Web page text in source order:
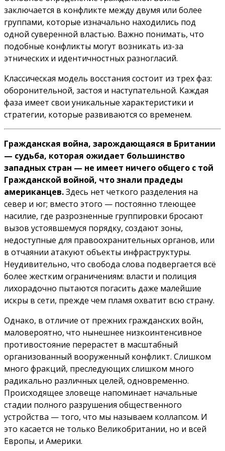
заключается в конфликте между двумя или более
группами, которые изначально находились под
одной суверенной властью. Важно понимать, что
подобные конфликты могут возникать из-за
этнических и идентичностных разногласий.
Классическая модель восстания состоит из трех фаз:
оборонительной, застоя и наступательной. Каждая
фаза имеет свои уникальные характеристики и
стратегии, которые развиваются со временем.
Гражданская война, зарождающаяся в Британии
— судьба, которая ожидает большинство
западных стран — не имеет ничего общего с той
Гражданской войной, что знали прадеды
американцев.Здесь нет четкого разделения на
север и юг; вместо этого — постоянно тлеющее
насилие, где разрозненные группировки бросают
вызов устоявшемуся порядку, создают зоны,
недоступные для правоохранительных органов, или
в отчаянии атакуют объекты инфраструктуры.
Неудивительно, что свобода слова подвергается всё
более жестким ограничениям: власти и полиция
лихорадочно пытаются погасить даже малейшие
искры в сети, прежде чем пламя охватит всю страну.
Однако, в отличие от прежних гражданских войн,
маловероятно, что нынешнее низкоинтенсивное
противостояние перерастет в масштабный
организованный вооруженный конфликт. Слишком
много фракций, преследующих слишком много
радикально различных целей, одновременно.
Происходящее зловеще напоминает начальные
стадии полного разрушения общественного
устройства — того, что мы называем коллапсом. И
это касается не только Великобритании, но и всей
Европы, и Америки.